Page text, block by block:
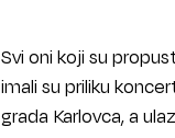
Svi oni koji su
imali su priliku
grada Karlovca, a